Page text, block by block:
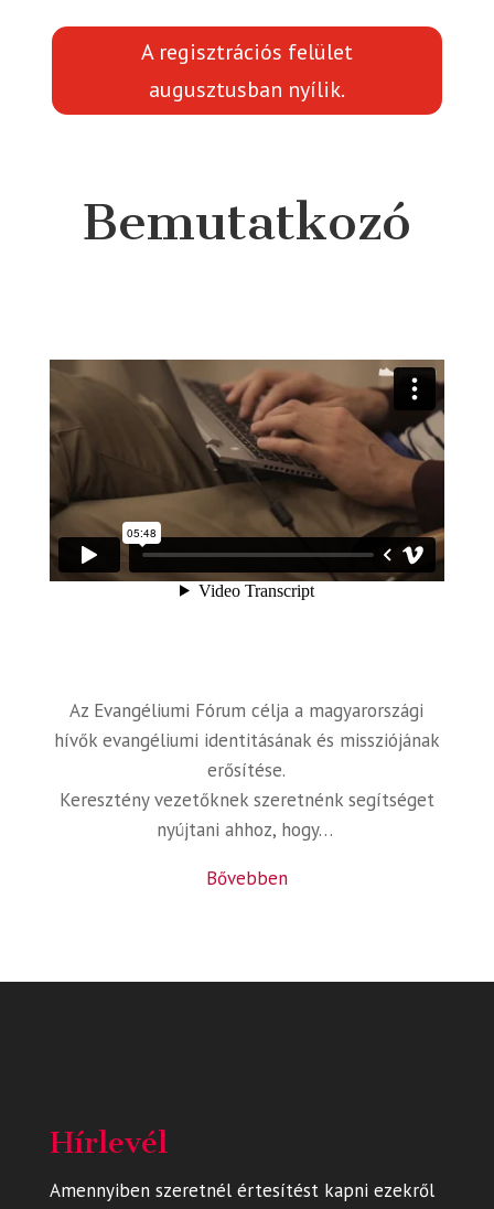
A regisztrációs felület
augusztusban nyílik.
Bemutatkozó
Az Evangéliumi Fórum célja a magyarországi
hívők evangéliumi identitásának és missziójának
erősítése.
Keresztény vezetőknek szeretnénk segítséget
nyújtani ahhoz, hogy…
Bővebben
Hírlevél
Amennyiben szeretnél értesítést kapni ezekről